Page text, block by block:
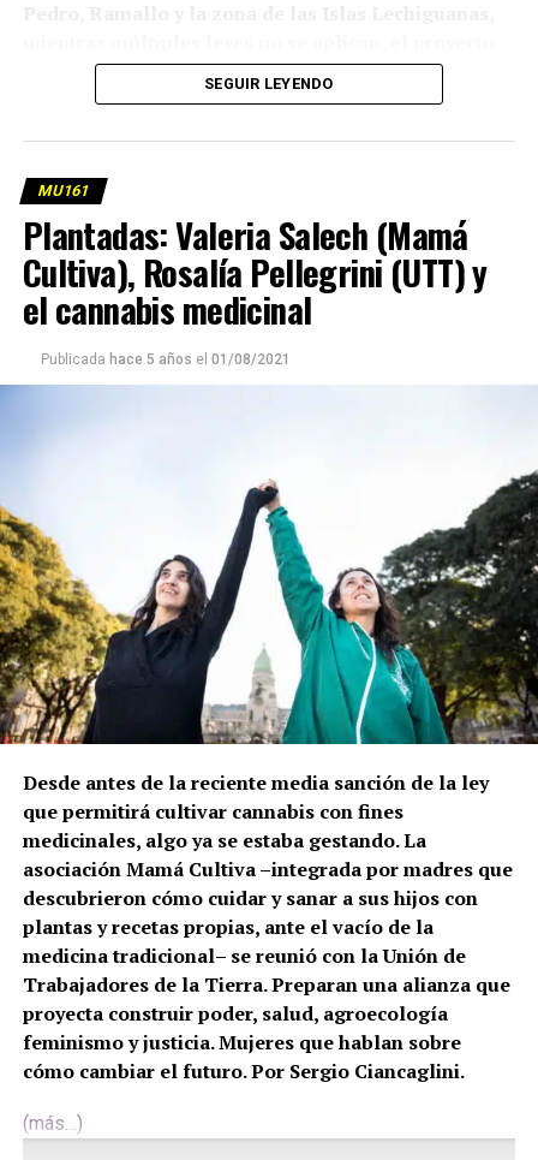
de Ley de Humedales permanece cajoneado, el
Paraná sufre la peor bajante desde 1944 y mientras
(más…)
SEGUIR LEYENDO
MU161
Plantadas: Valeria Salech (Mamá
Cultiva), Rosalía Pellegrini (UTT) y
el cannabis medicinal
Publicada hace 5 años el 01/08/2021
Desde antes de la reciente media sanción de la ley
que permitirá cultivar cannabis con fines
medicinales, algo ya se estaba gestando. La
asociación Mamá Cultiva –integrada por madres que
descubrieron cómo cuidar y sanar a sus hijos con
plantas y recetas propias, ante el vacío de la
medicina tradicional– se reunió con la Unión de
Trabajadores de la Tierra. Preparan una alianza que
proyecta construir poder, salud, agroecología
feminismo y justicia. Mujeres que hablan sobre
cómo cambiar el futuro. Por Sergio Ciancaglini.
(más…)